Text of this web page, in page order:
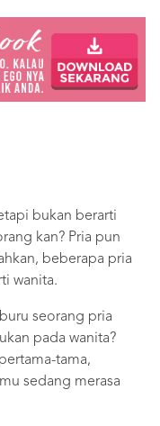
bukan berarti
kan? Pria pun
beberapa pria
wanita.
seorang pria
pada wanita?
tama,
sedang merasa